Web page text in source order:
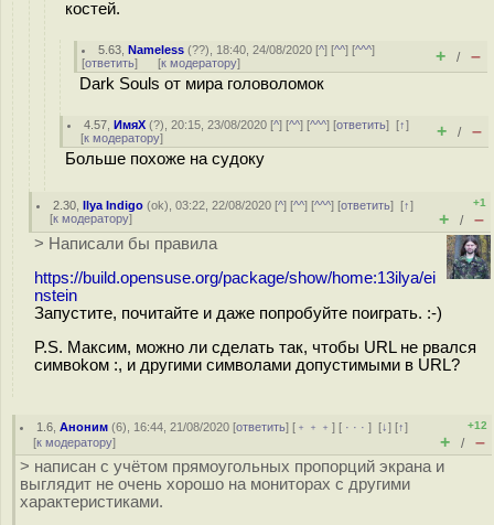
костей.
5.63 ,Nameless (??), 18:40, 24/08/2020 [^] [^^] [^^^]
[ответить] [к модератору] + / –
Dark Souls от мира головоломок
4.57 ,ИмяХ (?), 20:15, 23/08/2020 [^] [^^] [^^^] [ответить][↑]
[к модератору] + / –
Больше похоже на судоку
2.30 ,Ilya Indigo (ok), 03:22, 22/08/2020 [^] [^^] [^^^] [ответить][↑]
[к модератору]
+1
+ / –
> Написали бы правила
https://build.opensuse.org/package/show/home:13ilya/ei
nstein
Запустите, почитайте и даже попробуйте поиграть. :-)
P.S. Максим, можно ли сделать так, чтобы URL не рвался
симвоkом :, и другими символами допустимыми в URL?
1.6 ,Аноним (6), 16:44, 21/08/2020 [ответить] [ ﹢﹢﹢] [ · · ·][↓] [↑]
[к модератору]
+12
+ / –
> написан с учётом прямоугольных пропорций экрана и
выглядит не очень хорошо на мониторах с другими
характеристиками.